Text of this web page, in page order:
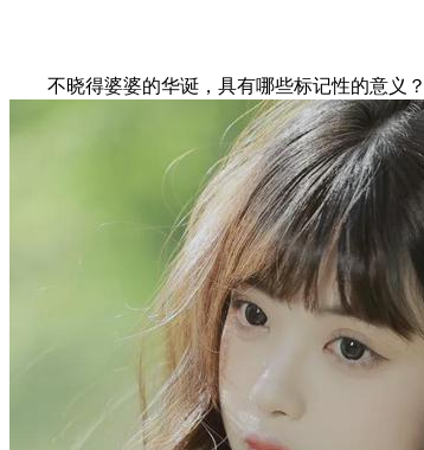
不晓得婆婆的华诞，具有哪些标记性的意义？